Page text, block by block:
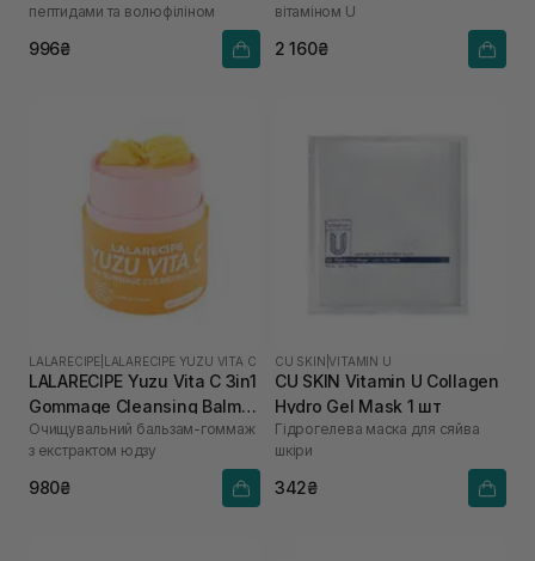
пептидами та волюфіліном
996₴
вітаміном U
2 160₴
LALARECIPE LALARECIPE YUZU VITA C
LALARECIPE Yuzu Vita C 3in1
Gommage Cleansing Balm
50 мл
Очищувальний бальзам-гоммаж
з екстрактом юдзу
980₴
CU SKIN |VITAMIN U
CU SKIN Vitamin U Collagen
Hydro Gel Mask 1 шт
Гідрогелева маска для сяйва
шкіри
342₴